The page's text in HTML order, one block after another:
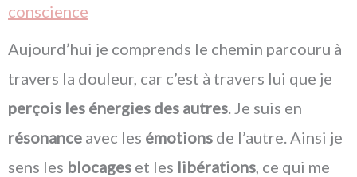
conscience
Aujourd’hui je comprends le chemin parcouru à
travers la douleur, car c’est à travers lui que je
perçois les énergies des autres . Je suis en
résonance avec les émotions de l’autre. Ainsi je
sens les blocages et les libérations , ce qui me